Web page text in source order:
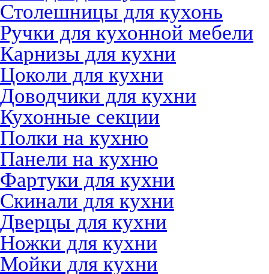
Столешницы для кухонь
Ручки для кухонной мебели
Карнизы для кухни
Цоколи для кухни
Доводчики для кухни
Кухонные секции
Полки на кухню
Панели на кухню
Фартуки для кухни
Скинали для кухни
Дверцы для кухни
Ножки для кухни
Мойки для кухни